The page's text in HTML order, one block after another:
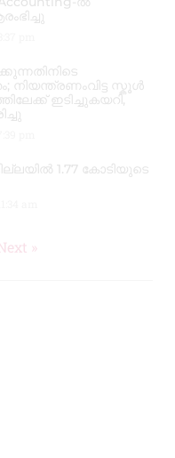
നിയന്ത്രണംവിട്ട സ്കൂൾ
ഇടിച്ചുകയറി,
1.77 കോടിയുടെ
»